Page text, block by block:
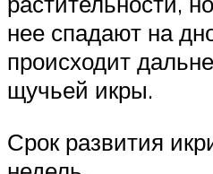
нее спадают на
происходит
щучьей икры.
Срок развития